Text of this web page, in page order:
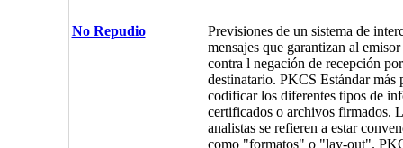
No Repudio
Previsiones de un sistema de
mensajes que garantizan al
contra l negación de recepción
destinatario. PKCS Estándar más
codificar los diferentes tipos de
certificados o archivos firmados.
analistas se refieren a estar
como "formatos" o "lay-out".